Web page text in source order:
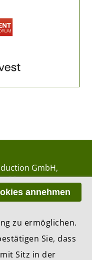
GmbH
38
, Zurich
annehmen
zu ermöglichen.
Sie, dass
Sitz in der